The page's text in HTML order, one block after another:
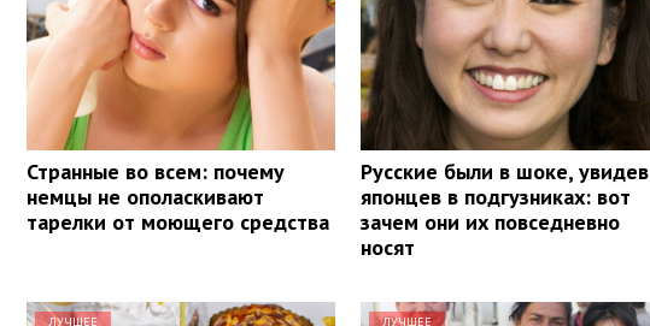
Странные во всем: почему
немцы не ополаскивают
тарелки от моющего средства
Русские были в шоке, увидев
японцев в подгузниках: вот
зачем они их повседневно
носят
ЛУЧШЕЕ ЛУЧШЕЕ